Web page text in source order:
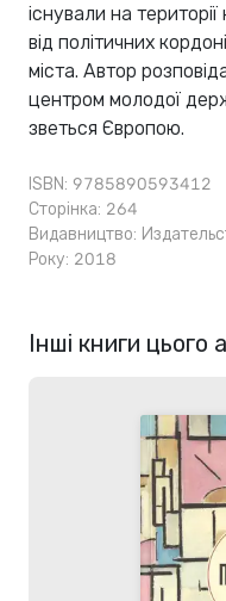
існували на
від політичних
міста. Автор
центром молодої
зветься Європою.
ISBN: 9785890593412
Сторінка: 264
Видавництво:
Року: 2018
Інші книги цього